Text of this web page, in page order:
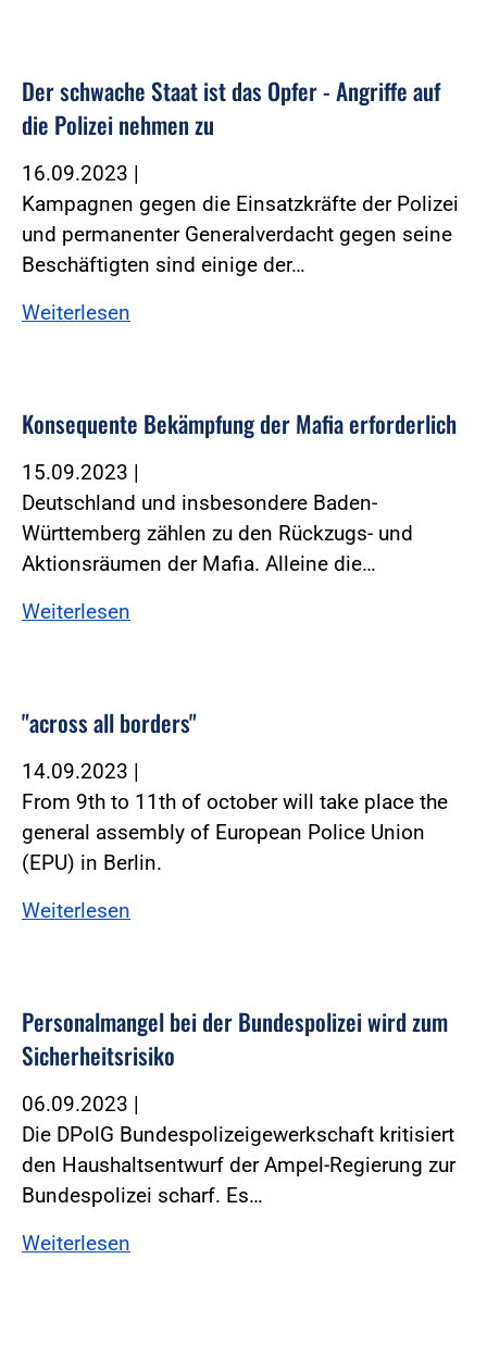
Der schwache Staat ist das Opfer - Angriffe auf
die Polizei nehmen zu
16.09.2023 |
Kampagnen gegen die Einsatzkräfte der Polizei
und permanenter Generalverdacht gegen seine
Beschäftigten sind einige der…
Weiterlesen
Konsequente Bekämpfung der Mafia erforderlich
15.09.2023 |
Deutschland und insbesondere Baden-
Württemberg zählen zu den Rückzugs- und
Aktionsräumen der Mafia. Alleine die…
Weiterlesen
"across all borders"
14.09.2023 |
From 9th to 11th of october will take place the
general assembly of European Police Union
(EPU) in Berlin.
Weiterlesen
Personalmangel bei der Bundespolizei wird zum
Sicherheitsrisiko
06.09.2023 |
Die DPolG Bundespolizeigewerkschaft kritisiert
den Haushaltsentwurf der Ampel-Regierung zur
Bundespolizei scharf. Es…
Weiterlesen